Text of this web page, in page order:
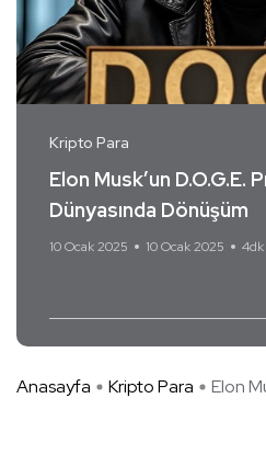
Kripto Para
Elon Musk’un D.O.G.E.
Dünyasında Dönüşüm
10 Ocak 2025 10 Ocak 2025 4dk
Anasayfa Kripto Para Elon